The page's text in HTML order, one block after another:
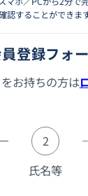
認することができます
登録フォ
お持ちの方は
2
氏名等